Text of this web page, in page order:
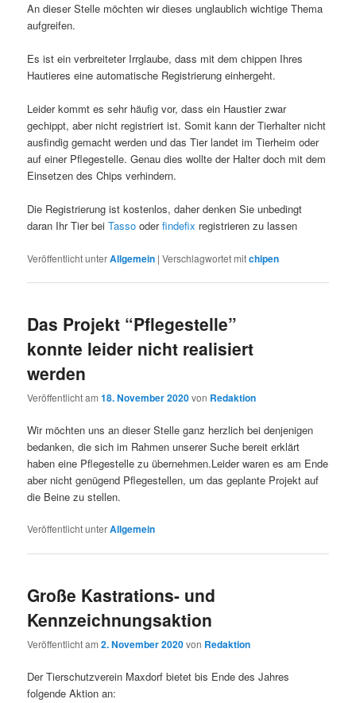
An dieser Stelle möchten wir dieses unglaublich wichtige Thema
aufgreifen.
Es ist ein verbreiteter Irrglaube, dass mit dem chippen Ihres
Hautieres eine automatische Registrierung einhergeht.
Leider kommt es sehr häufig vor, dass ein Haustier zwar
gechippt, aber nicht registriert ist. Somit kann der Tierhalter nicht
ausfindig gemacht werden und das Tier landet im Tierheim oder
auf einer Pflegestelle. Genau dies wollte der Halter doch mit dem
Einsetzen des Chips verhindern.
Die Registrierung ist kostenlos, daher denken Sie unbedingt
daran Ihr Tier beiTasso oderfindefix registrieren zu lassen
Veröffentlicht unterAllgemein |Verschlagwortet mitchipen
Das Projekt “Pflegestelle”
konnte leider nicht realisiert
werden
Veröffentlicht am18. November 2020von Redaktion
Wir möchten uns an dieser Stelle ganz herzlich bei denjenigen
bedanken, die sich im Rahmen unserer Suche bereit erklärt
haben eine Pflegestelle zu übernehmen.Leider waren es am Ende
aber nicht genügend Pflegestellen, um das geplante Projekt auf
die Beine zu stellen.
Veröffentlicht unterAllgemein
Große Kastrations- und
Kennzeichnungsaktion
Veröffentlicht am2. November 2020von Redaktion
Der Tierschutzverein Maxdorf bietet bis Ende des Jahres
folgende Aktion an: